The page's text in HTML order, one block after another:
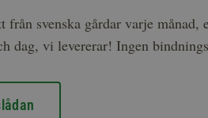
från svenska gårdar varje
dag, vi levererar! Ingen